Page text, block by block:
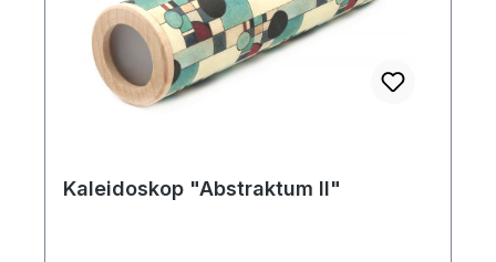
Lichtbrechungen und Reflexionen. Maße (L
× B): 17,5 × 4,5 cm Altersangabe: ab 3
Jahre
Kaleidoskop "Abstraktum II"